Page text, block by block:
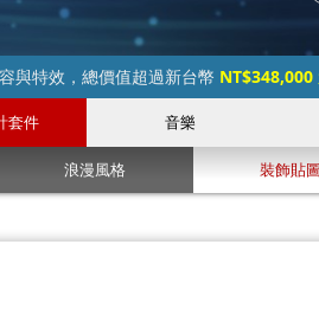
與特效，總價值超過新台幣 NT$348,000
套件 音樂
浪漫風格 裝飾貼圖